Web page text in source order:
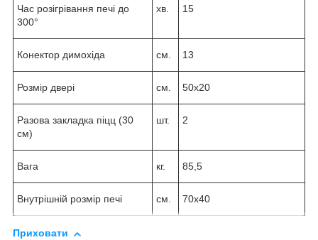
Час розігрівання печі до
300°
хв. 15
Конектор димохіда см. 13
Розмір двері см. 50х20
Разова закладка піцц (30
см)
шт. 2
Вага кг. 85,5
Внутрішній розмір печі см. 70х40
Приховати